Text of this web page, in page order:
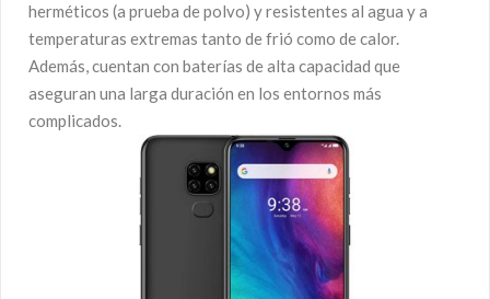
herméticos (a prueba de polvo) y resistentes al agua y a
temperaturas extremas tanto de frió como de calor.
Además, cuentan con baterías de alta capacidad que
aseguran una larga duración en los entornos más
complicados.